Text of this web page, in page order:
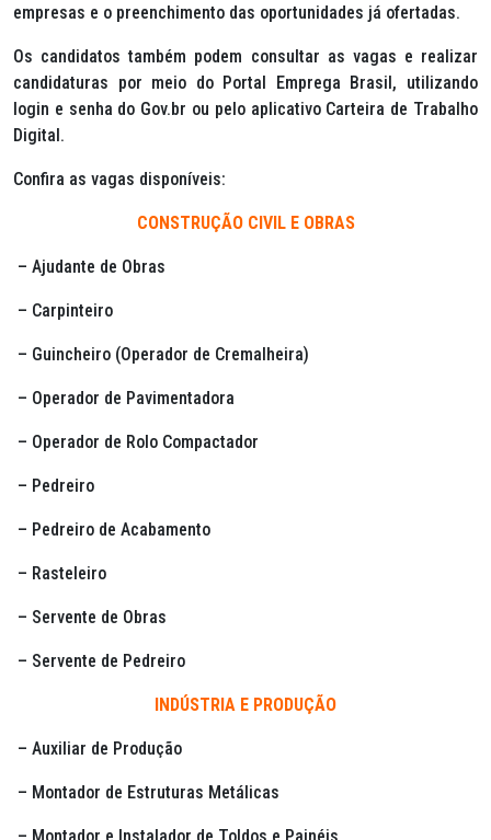
empresas e o preenchimento das oportunidades já ofertadas.
Os candidatos também podem consultar as vagas e realizar
candidaturas por meio do Portal Emprega Brasil, utilizando
login e senha do Gov.br ou pelo aplicativo Carteira de Trabalho
Digital.
Confira as vagas disponíveis:
CONSTRUÇÃO CIVIL E OBRAS
– Ajudante de Obras
– Carpinteiro
– Guincheiro (Operador de Cremalheira)
– Operador de Pavimentadora
– Operador de Rolo Compactador
– Pedreiro
– Pedreiro de Acabamento
– Rasteleiro
– Servente de Obras
– Servente de Pedreiro
INDÚSTRIA E PRODUÇÃO
– Auxiliar de Produção
– Montador de Estruturas Metálicas